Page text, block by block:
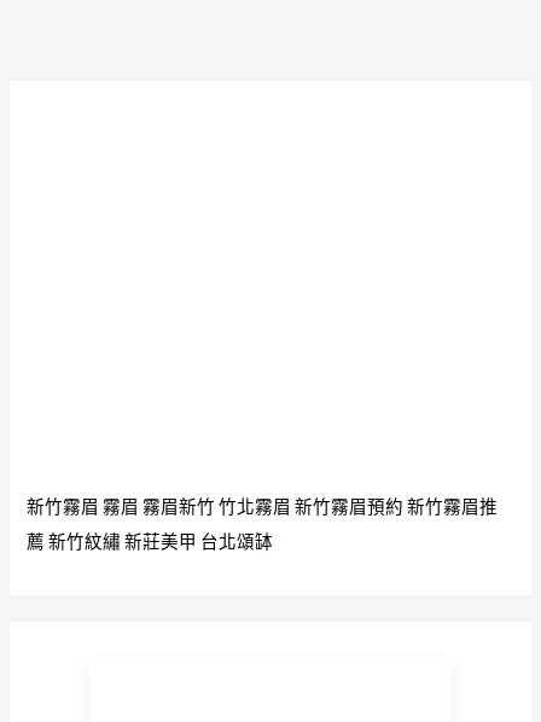
新竹霧眉 霧眉 霧眉新竹 竹北霧眉 新竹霧眉預約 新竹霧眉推
薦 新竹紋繡 新莊美甲 台北頌缽